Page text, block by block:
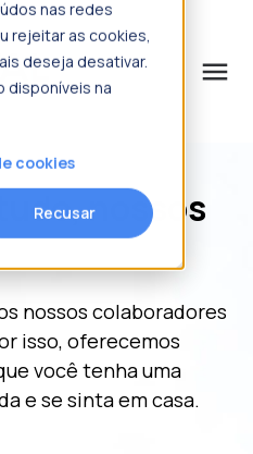
nas redes
rejeitar as cookies,
deseja desativar.
disponíveis na
cookies
Recusar
menu
nossos
nossos colaboradores
isso, oferecemos
você tenha uma
e se sinta em casa.